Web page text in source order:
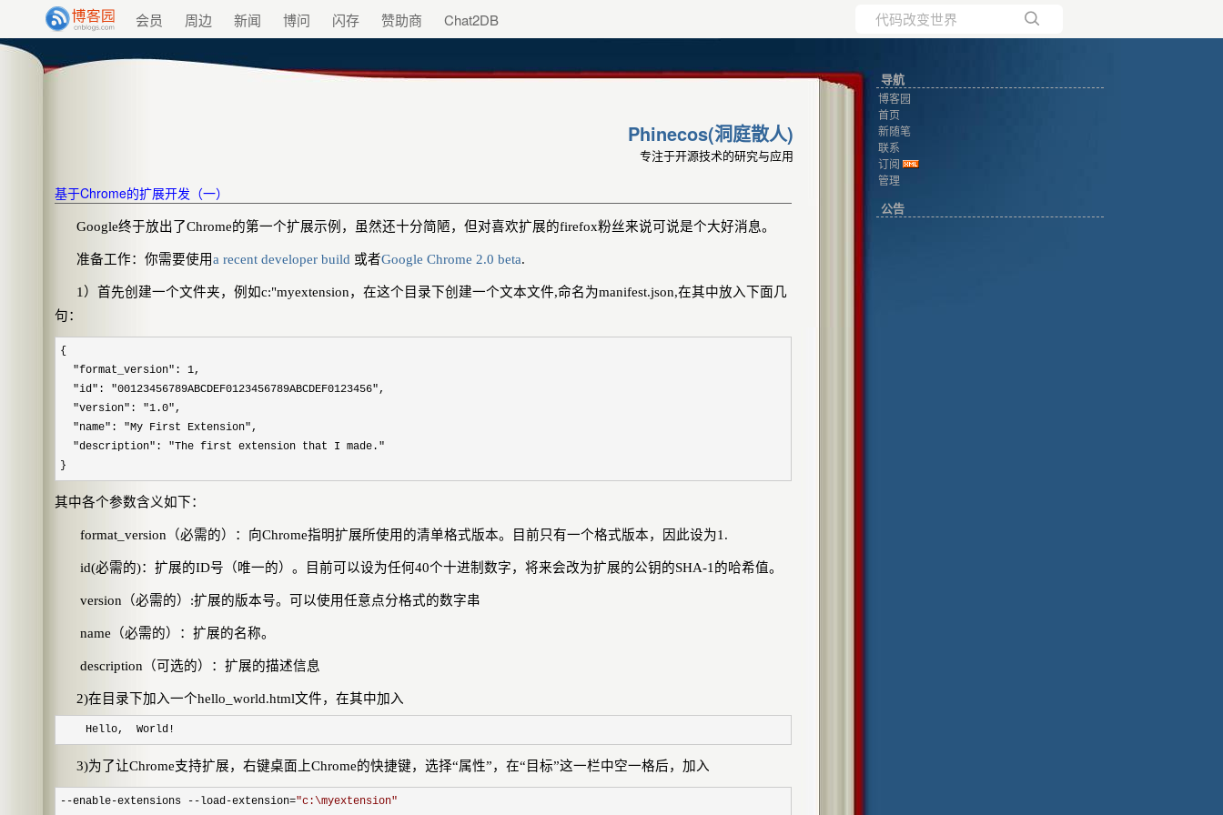
会员 周边 新闻 博问 闪存 赞助商 Chat2DB
Phinecos(洞庭散人)
专注于开源技术的研究与应用
基于Chrome的扩展开发（一）
Google终于放出了Chrome的第一个扩展示例，虽然还十分简陋，但对喜欢扩展的firefox粉丝来说可说是个大好消息。
准备工作：你需要使用a recent developer build 或者Google Chrome 2.0 beta.
1 ）首先创建一个文件夹，例如c:"myextension，在这个目录下创建一个文本文件,命名为manifest.json,在其中放入下面几
句：
{
"format_version": 1,
"id": "00123456789ABCDEF0123456789ABCDEF0123456",
"version": "1.0",
"name": "My First Extension",
"description": "The first extension that I made."
}
其中各个参数含义如下：
format_version （必需的）：向Chrome指明扩展所使用的清单格式版本。目前只有一个格式版本，因此设为1.
id(必需的)：扩展的ID号（唯一的）。目前可以设为任何40个十进制数字，将来会改为扩展的公钥的SHA-1 的哈希值。
version （必需的） :扩展的版本号。可以使用任意点分格式的数字串
name （必需的）：扩展的名称。
description （可选的）：扩展的描述信息
2)在目录下加入一个hello_world.html文件，在其中加入
Hello, World!
3)为了让Chrome支持扩展，右键桌面上Chrome的快捷键，选择“属性”，在“ 目标”这一栏中空一格后，加入
--enable-extensions --load -extension="c:\myextension"
导航
博客园
首页
新随笔
联系
订阅
管理
公告